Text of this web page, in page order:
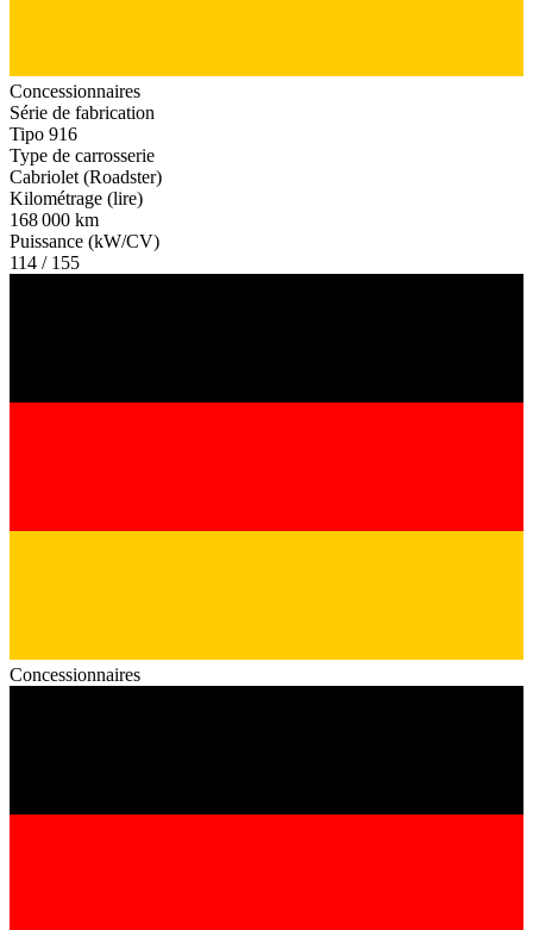
Concessionnaires
Série de fabrication
Tipo 916
Type de carrosserie
Cabriolet (Roadster)
Kilométrage (lire)
168 000 km
Puissance (kW/CV)
114 / 155
Concessionnaires